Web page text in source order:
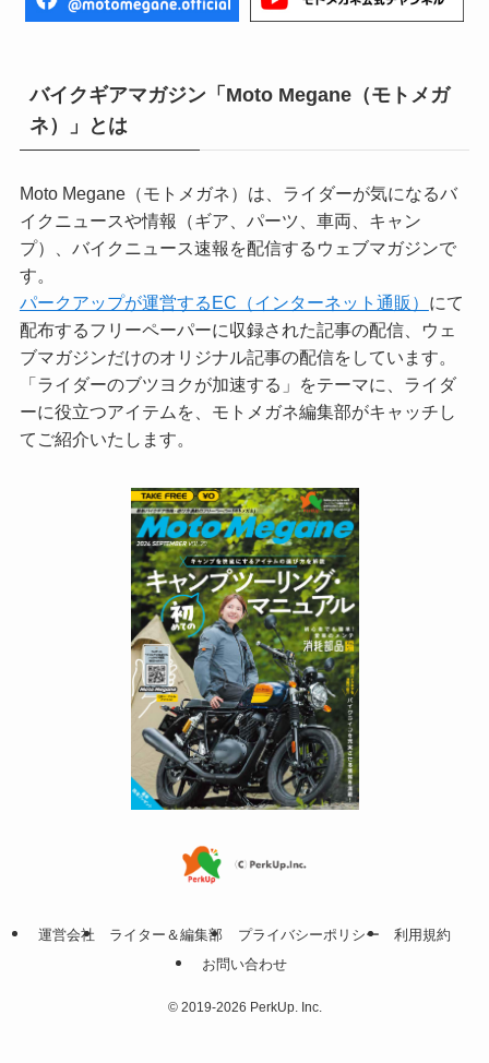
バイクギアマガジン「Moto Megane（モトメガ
ネ）」とは
Moto Megane（モトメガネ）は、ライダーが気になるバ
イクニュースや情報（ギア、パーツ、車両、キャン
プ）、バイクニュース速報を配信するウェブマガジンで
す。
パークアップが運営するEC（インターネット通販） にて
配布するフリーペーパーに収録された記事の配信、ウェ
ブマガジンだけのオリジナル記事の配信をしています。
「ライダーのブツヨクが加速する」をテーマに、ライダ
ーに役立つアイテムを、モトメガネ編集部がキャッチし
てご紹介いたします。
運営会社 ライター＆編集部 プライバシーポリシー
利用規約
お問い合わせ
©2019-2026 PerkUp. Inc.